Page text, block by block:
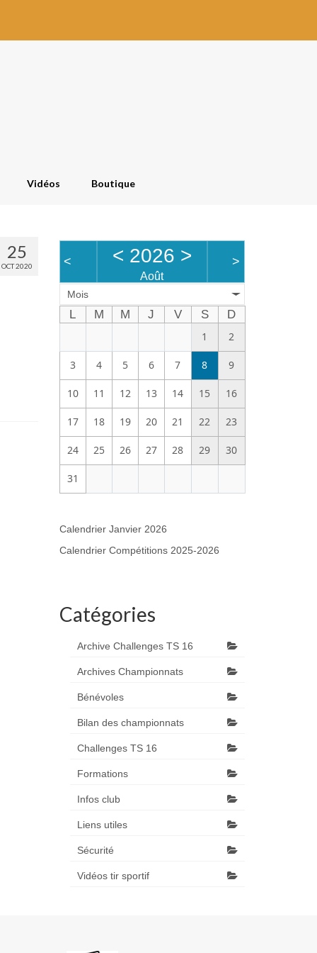
Vidéos Boutique
25
OCT 2020 < < 2026 >
Août
>
Mois
L M M J V S
D
1
2
3 4 5 6 7 8 9
10 11 12 13 14 15 16
17 18 19 20 21 22 23
24 25 26 27 28 29 30
31
Calendrier Janvier 2026
Calendrier Compétitions 2025-2026
Catégories
Archive Challenges TS 16
Archives Championnats
Bénévoles
Bilan des championnats
Challenges TS 16
Formations
Infos club
Liens utiles
Sécurité
Vidéos tir sportif